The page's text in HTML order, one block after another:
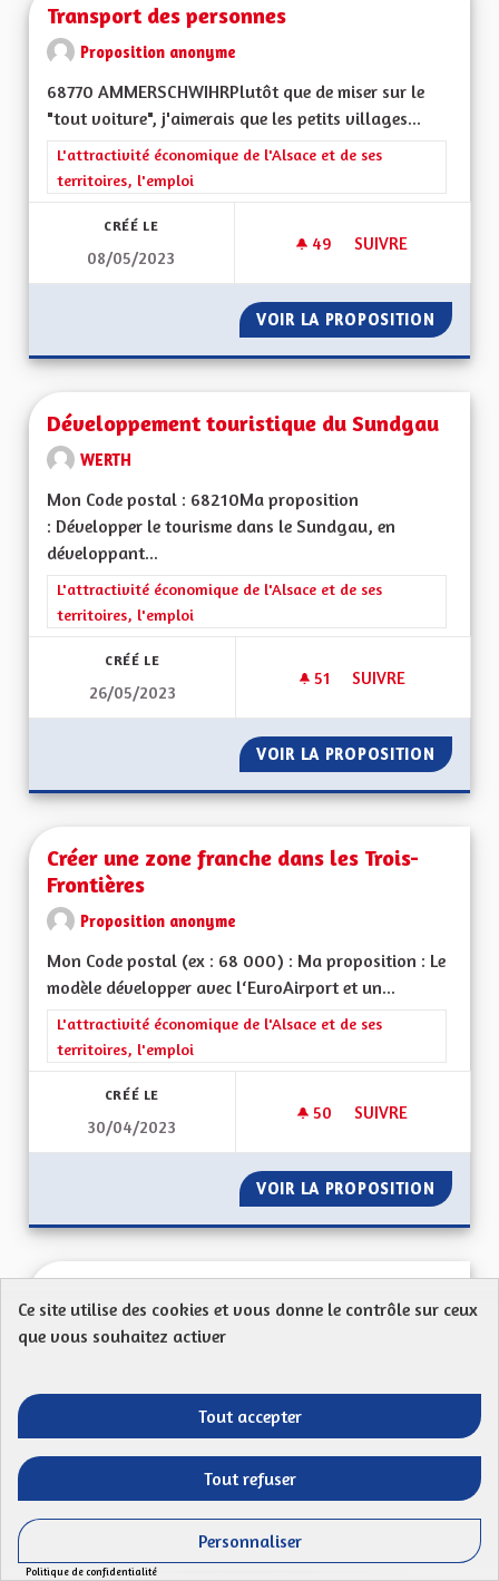
Transport des personnes
Proposition anonyme
68770 AMMERSCHWIHRPlutôt que de miser sur le
"tout voiture", j'aimerais que les petits villages...
Filtrer les résultats de la catégorie : L'attractivité
L'attractivité économique de l'Alsace et de ses
territoires, l'emploi
CRÉÉ LE
08/05/2023
49 49 ABONNÉS
SUIVRE
VOIR LA PROPOSITION
Développement touristique du Sundgau
WERTH
Mon Code postal : 68210Ma proposition
: Développer le tourisme dans le Sundgau, en
développant...
Filtrer les résultats de la catégorie : L'attractivité
L'attractivité économique de l'Alsace et de ses
territoires, l'emploi
CRÉÉ LE
26/05/2023
51 51 ABONNÉS
SUIVRE
VOIR LA PROPOSITION
Créer une zone franche dans les Trois-
Frontières
Proposition anonyme
Mon Code postal (ex : 68 000) : Ma proposition : Le
modèle développer avec l‘EuroAirport et un...
Filtrer les résultats de la catégorie : L'attractivité
L'attractivité économique de l'Alsace et de ses
territoires, l'emploi
CRÉÉ LE
30/04/2023
50 50 ABONNÉS
SUIVRE
VOIR LA PROPOSITION
trafic poids lourd face à la lkv maut
Mon Code postal (ex : 68 000) : 68400Ma
proposition : la mise en place d’une taxe poids lourd
Filtrer les résultats de la catégorie : L'attractivité
L'attractivité économique de l'Alsace et de ses
Ce site utilise des cookies et vous donne le contrôle sur ceux
que vous souhaitez activer
Tout accepter
Tout refuser
Personnaliser
Politique de confidentialité